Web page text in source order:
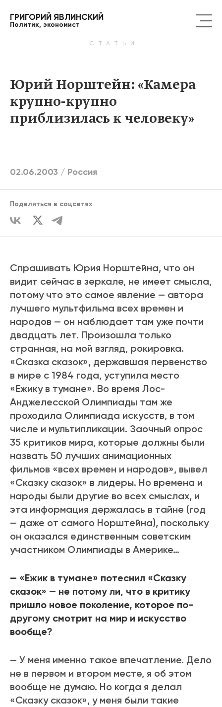
ГРИГОРИЙ ЯВЛИНСКИЙ
Политик, экономист
СТАТЬИ
Юрий Норштейн: «Камера
крупно-крупно
приблизилась к человеку»
02.06.2003 / Россия
Поделиться в соцсетях
Спрашивать Юрия Норштейна, что он
видит сейчас в зеркале, не имеет смысла,
потому что это самое явление — автора
лучшего мультфильма всех времен и
народов — он наблюдает там уже почти
двадцать лет. Произошла только
странная, на мой взгляд, рокировка.
«Сказка сказок», державшая первенство
в мире с 1984 года, уступила место
«Ежику в тумане». Во время Лос-
Анджелесской Олимпиады там же
проходила Олимпиада искусств, в том
числе и мультипликации. Заочный опрос
35 критиков мира, которые должны были
назвать 50 лучших анимационных
фильмов «всех времен и народов», вывел
«Сказку сказок» в лидеры. Но времена и
народы были другие во всех смыслах, и
эта информация держалась в тайне (год
— даже от самого Норштейна), поскольку
он оказался единственным советским
участником Олимпиады в Америке…
— «Ежик в тумане» потеснил «Сказку
сказок» — не потому ли, что в критику
пришло новое поколение, которое по-
другому смотрит на мир и искусство
вообще?
— У меня именно такое впечатление. Дело
не в первом и втором месте, я об этом
вообще не думаю. Но когда я делал
«Сказку сказок», у меня были такие